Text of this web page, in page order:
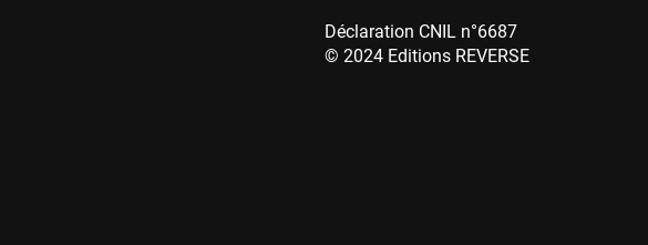
Déclaration CNIL n°6687
© 2024 Editions REVERSE